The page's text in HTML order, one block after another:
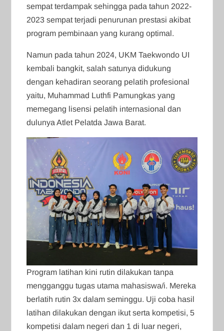
sempat terdampak sehingga pada tahun 2022-
2023 sempat terjadi penurunan prestasi akibat
program pembinaan yang kurang optimal.
Namun pada tahun 2024, UKM Taekwondo UI
kembali bangkit, salah satunya didukung
dengan kehadiran seorang pelatih profesional
yaitu, Muhammad Luthfi Pamungkas yang
memegang lisensi pelatih internasional dan
dulunya Atlet Pelatda Jawa Barat.
Program latihan kini rutin dilakukan tanpa
mengganggu tugas utama mahasiswa/i. Mereka
berlatih rutin 3x dalam seminggu. Uji coba hasil
latihan dilakukan dengan ikut serta kompetisi, 5
kompetisi dalam negeri dan 1 di luar negeri,